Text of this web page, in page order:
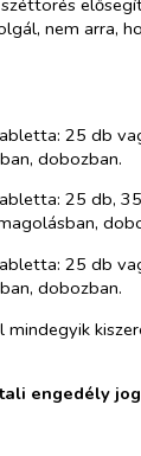
nem arra,
: 25 db
dobozban.
: 25 db,
: 25 db
dobozban.
engedély